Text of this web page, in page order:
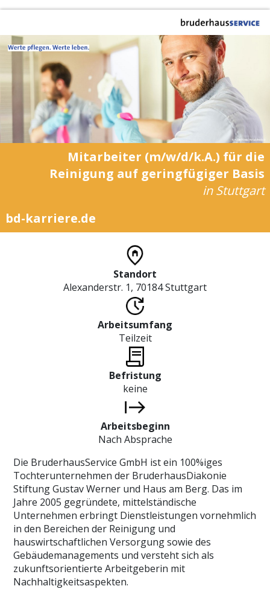
bd-karriere.de
Mitarbeiter (m/w/d/k.A.) für die
Reinigung auf geringfügiger Basis
in Stuttgart
Standort
Alexanderstr. 1, 70184 Stuttgart
Arbeitsumfang
Teilzeit
Befristung
keine
Arbeitsbeginn
Nach Absprache
Die BruderhausService GmbH ist ein 100%iges
Tochterunternehmen der BruderhausDiakonie
Stiftung Gustav Werner und Haus am Berg. Das im
Jahre 2005 gegründete, mittelständische
Unternehmen erbringt Dienstleistungen vornehmlich
in den Bereichen der Reinigung und
hauswirtschaftlichen Versorgung sowie des
Gebäudemanagements und versteht sich als
zukunftsorientierte Arbeitgeberin mit
Nachhaltigkeitsaspekten.